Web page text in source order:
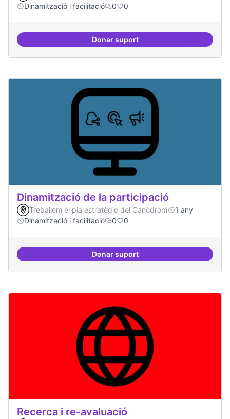
Dinamització i facilitació
0 0
Donar suportEspai grades democràtiques
Dinamització de la participació
Treballem el pla estratègic del Canòdrom
1 any
Dinamització i facilitació
0 0
Donar suportDinamització de la participació
Recerca i re-avaluació